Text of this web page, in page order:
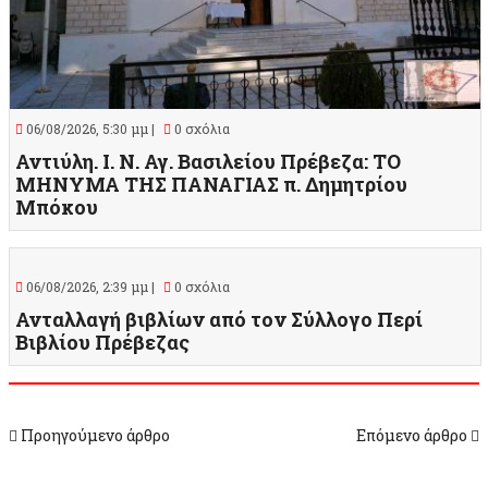
06/08/2026, 5:30 μμ | 0 σχόλια
Αντιύλη. Ι. Ν. Αγ. Βασιλείου Πρέβεζα: ΤΟ
ΜΗΝΥΜΑ ΤΗΣ ΠΑΝΑΓΙΑΣ π. Δημητρίου
Μπόκου
06/08/2026, 2:39 μμ | 0 σχόλια
Ανταλλαγή βιβλίων από τον Σύλλογο Περί
Βιβλίου Πρέβεζας
Προηγούμενο άρθρο Επόμενο άρθρο